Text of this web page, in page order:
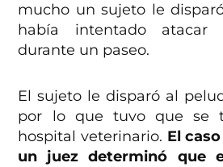
mucho un sujeto le
había intentado
durante un paseo.
El sujeto le disparó al
por lo que tuvo que se
hospital veterinario. El
un juez determinó que